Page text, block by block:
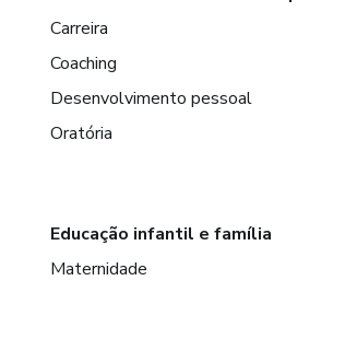
Carreira
Coaching
Desenvolvimento pessoal
Oratória
Educação infantil e família
Maternidade